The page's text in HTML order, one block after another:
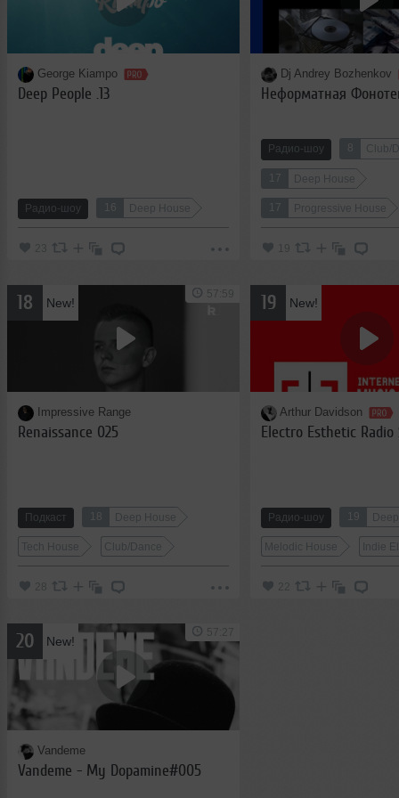
George Kiampo
Deep People .13
Радио-шоу 16 Deep House
23
Dj Andrey Bozhenkov
Неформатная
Радио-шоу Club/
17 Deep House
17 Progressive House
19
18 New!
Impressive Range
Renaissance 025
Подкаст 18 Deep House
Tech House Club/Dance
28
57:59 19 New!
Arthur Davidson
Electro Esthetic Radio
Радио-шоу 19
Melodic House Indie
22
20 New!
Vandeme
Vandeme - My Dopamine#005
57:27